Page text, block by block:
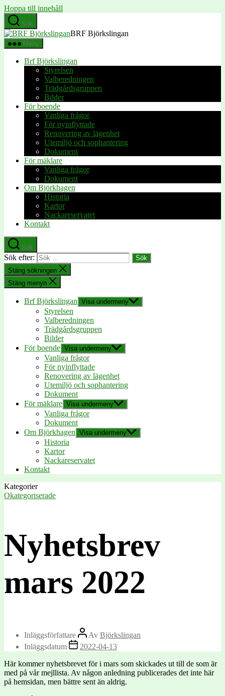
Hoppa till innehåll
Sök
BRF Björkslingan
Meny
Brf Björkslingan
Styrelsen
Valberedningen
Trädgårdsgruppen
Bilder
För boende
Vanliga frågor
För nyinflyttade
Renovering av lägenhet
Utemiljö och sophantering
Dokument
För mäklare
Vanliga frågor
Dokument
Om Björkhagen
Historia
Kartor
Nackareservatet
Kontakt
Sök
Sök efter:
Stäng sökningen
Stäng menyn
Brf Björkslingan Visa undermeny
Styrelsen
Valberedningen
Trädgårdsgruppen
Bilder
För boende Visa undermeny
Vanliga frågor
För nyinflyttade
Renovering av lägenhet
Utemiljö och sophantering
Dokument
För mäklare Visa undermeny
Vanliga frågor
Dokument
Om Björkhagen Visa undermeny
Historia
Kartor
Nackareservatet
Kontakt
Kategorier
Okategoriserade
Nyhetsbrev
mars 2022
Inläggsförfattare Av Björkslingan
Inläggsdatum
2022-04-13
Här kommer nyhetsbrevet för i mars som skickades ut till de som är
med på vår mejllista. Av någon anledning publicerades det inte här
på hemsidan, men bättre sent än aldrig.